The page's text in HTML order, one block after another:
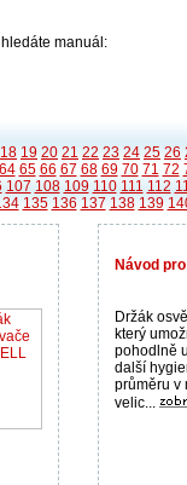
manuál:
18 19 20 21 22 23 24 25 26
64 65 66 67 68 69 70 71 72
107 108 109 110 111 112
135 136 137 138 139
Návod
Držák
který
pohodlně
další
průměru v
velic...